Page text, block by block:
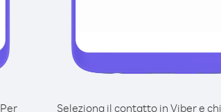
Per
Seleziona il contatto in Viber e